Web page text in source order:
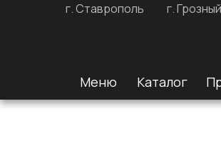
Меню Каталог
г. Ставрополь г. Грозный